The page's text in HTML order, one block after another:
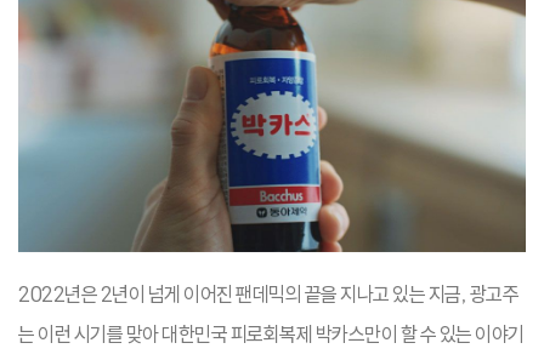
2022년은 2년이 넘게 이어진 팬데믹의 끝을 지나고 있는 지금, 광고주
는 이런 시기를 맞아 대한민국 피로회복제 박카스만이 할 수 있는 이야기